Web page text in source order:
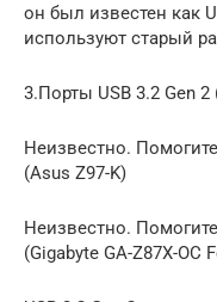
он был известен как
используют старый
3.Порты USB 3.2 Gen 2
Неизвестно.
(Asus Z97-K)
Неизвестно.
(Gigabyte GA-Z87X-OC